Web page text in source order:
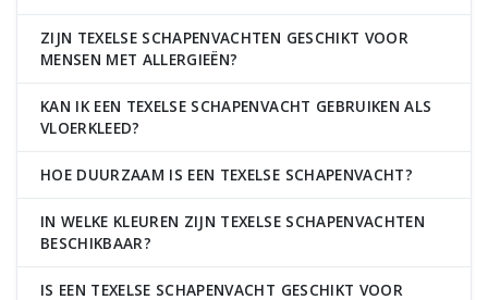
ZIJN TEXELSE SCHAPENVACHTEN GESCHIKT VOOR
MENSEN MET ALLERGIEËN?
KAN IK EEN TEXELSE SCHAPENVACHT GEBRUIKEN ALS
VLOERKLEED?
HOE DUURZAAM IS EEN TEXELSE SCHAPENVACHT?
IN WELKE KLEUREN ZIJN TEXELSE SCHAPENVACHTEN
BESCHIKBAAR?
IS EEN TEXELSE SCHAPENVACHT GESCHIKT VOOR